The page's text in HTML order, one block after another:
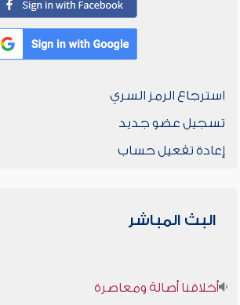
استرجاع الرمز السري
تسجيل عضو جديد
إعادة تفعيل حساب
البث المباشر
أخلاقنا أصالة ومعاصرة